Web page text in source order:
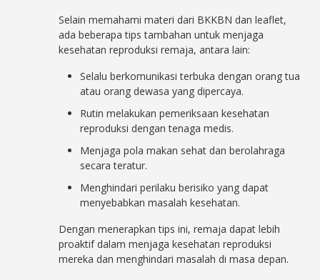
Selain memahami materi dari BKKBN dan leaflet,
ada beberapa tips tambahan untuk menjaga
kesehatan reproduksi remaja, antara lain:
Selalu berkomunikasi terbuka dengan orang tua
atau orang dewasa yang dipercaya.
Rutin melakukan pemeriksaan kesehatan
reproduksi dengan tenaga medis.
Menjaga pola makan sehat dan berolahraga
secara teratur.
Menghindari perilaku berisiko yang dapat
menyebabkan masalah kesehatan.
Dengan menerapkan tips ini, remaja dapat lebih
proaktif dalam menjaga kesehatan reproduksi
mereka dan menghindari masalah di masa depan.